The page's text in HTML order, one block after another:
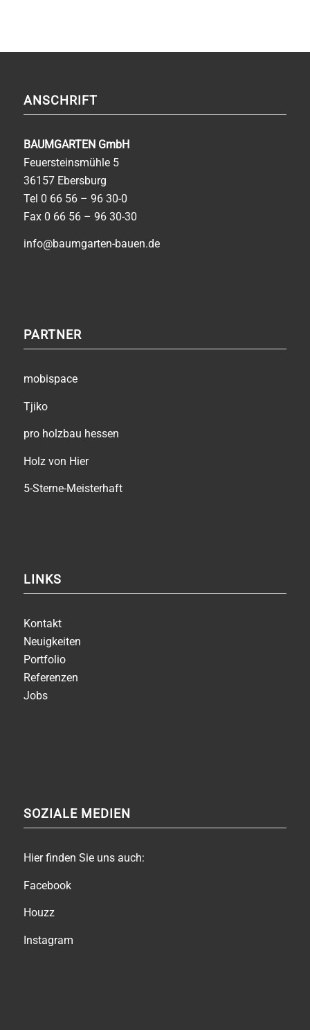
ANSCHRIFT
BAUMGARTEN GmbH
Feuersteinsmühle 5
36157 Ebersburg
Tel 0 66 56 – 96 30-0
Fax 0 66 56 – 96 30-30
info@baumgarten-bauen.de
PARTNER
mobispace
Tjiko
pro holzbau hessen
Holz von Hier
5-Sterne-Meisterhaft
LINKS
Kontakt
Neuigkeiten
Portfolio
Referenzen
Jobs
SOZIALE MEDIEN
Hier finden Sie uns auch:
Facebook
Houzz
Instagram